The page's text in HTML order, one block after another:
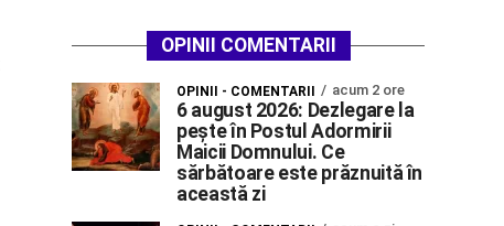
OPINII COMENTARII
OPINII - COMENTARII acum 2 ore
6 august 2026: Dezlegare la
pește în Postul Adormirii
Maicii Domnului. Ce
sărbătoare este prăznuită în
această zi